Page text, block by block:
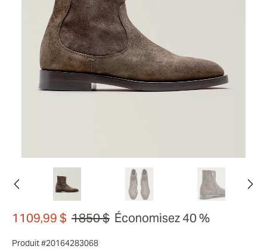
1109,99 $ 1850 $ Économisez 40 %
Produit #20164283068